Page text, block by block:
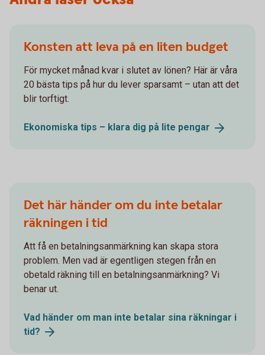
Konsten att leva på en liten budget
För mycket månad kvar i slutet av lönen? Här är våra
20 bästa tips på hur du lever sparsamt – utan att det
blir torftigt.
Ekonomiska tips – klara dig på lite pengar
Det här händer om du inte betalar
räkningen i tid
Att få en betalningsanmärkning kan skapa stora
problem. Men vad är egentligen stegen från en
obetald räkning till en betalningsanmärkning? Vi
benar ut.
Vad händer om man inte betalar sina räkningar i
tid?